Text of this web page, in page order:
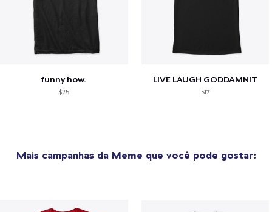
funny how.
$25
LIVE LAUGH GODDAMNIT
$17
Mais campanhas da Meme que você pode gostar: